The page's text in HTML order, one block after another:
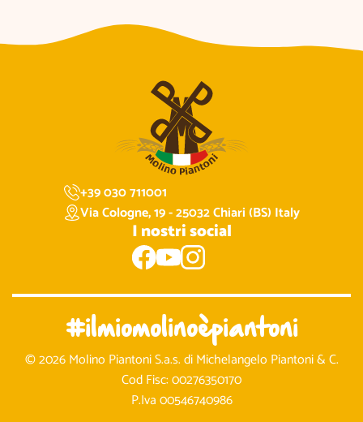
+39 030 711001
Via Cologne, 19 - 25032 Chiari (BS) Italy
I nostri social
#ilmiomolinoèpiantoni
© 2026 Molino Piantoni S.a.s. di Michelangelo Piantoni & C.
Cod Fisc: 00276350170
P.Iva 00546740986